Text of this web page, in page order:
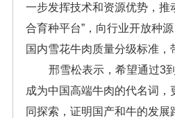
一步发挥技术和资源优势，推
合育种平台”，向行业开放种
国内雪花牛肉质量分级标准，
邢雪松表示，希望通过3
成为中国高端牛肉的代名词
同探索，证明国产和牛的发展